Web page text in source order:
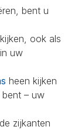
bent u
ook als
uw
heen kijken
– uw
zijkanten